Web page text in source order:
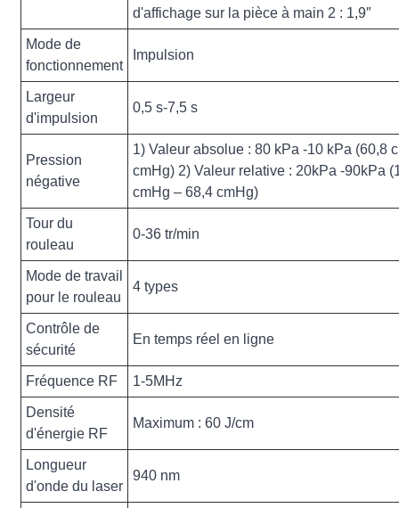
d'affichage sur la pièce à main 2 : 1,9″
Mode de
fonctionnement
Impulsion
Largeur
d'impulsion
0,5 s-7,5 s
Pression
négative
1) Valeur absolue : 80 kPa -10 kPa (60,8
cmHg) 2) Valeur relative : 20kPa -90kPa
cmHg – 68,4 cmHg)
Tour du
rouleau
0-36 tr/min
Mode de travail
pour le rouleau
4 types
Contrôle de
sécurité
En temps réel en ligne
Fréquence RF 1-5MHz
Densité
d'énergie RF
Maximum : 60 J/cm
Longueur
d'onde du laser
940 nm